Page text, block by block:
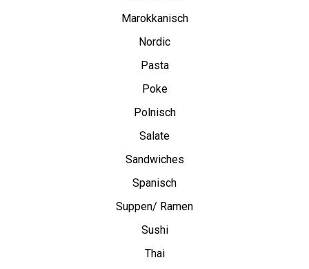
Marokkanisch
Nordic
Pasta
Poke
Polnisch
Salate
Sandwiches
Spanisch
Suppen/ Ramen
Sushi
Thai